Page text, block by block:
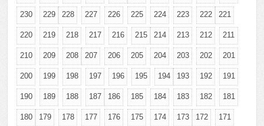
230 229 228 227 226 225 224 223 222 221
220 219 218 217 216 215 214 213 212 211
210 209 208 207 206 205 204 203 202 201
200 199 198 197 196 195 194 193 192 191
190 189 188 187 186 185 184 183 182 181
180 179 178 177 176 175 174 173 172 171